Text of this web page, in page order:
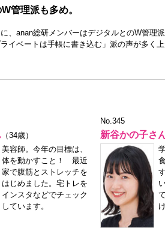
管理派も多め。
、anan総研メンバーはデジタルとのW管理
イベートは手帳に書き込む」派の声が多く上
（34歳）
美容師。今年の目標は、
体を動かすこと！ 最近
家で腹筋とストレッチを
はじめました。宅トレを
インスタなどでチェック
しています。
No.345
新谷かの子さ